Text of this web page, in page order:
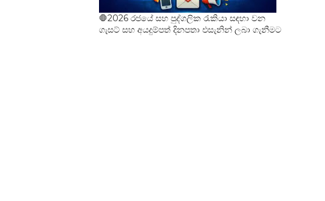
🛑2026 රජයේ සහ පුද්ගලික රැකියා සඳහා වන
ගැසට් සහ අයදුම්පත් දිනපතා එසැනින් ලබා ගැනීමට